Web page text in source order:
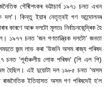
গৌৰীশংকৰ ভট্টাচার্য ১৯৭১ চনত এখন
দল' । কিন্তু ইয়াৰ নেতৃত্বই গণ আন্দোলনৰ
কাৰণে আৰু দলটো মূলতঃ নির্বাচনকেন্দ্ৰিক হৈ
১৯৭৭ চনত 'জন গণতান্ত্রিক দলটো' জনতা
জন্ম লাভ কৰা'উজনি অসম ৰাজ্য পৰিষদ
চনত'পূর্বাঞ্চলীয় লোক পৰিষদ' (পি এল পি)
হৈছিল। এই দুয়োটা দল ১৯৮৫ চনত'অসম
ইতিহাসত অসম গণ পৰিষদেই হ'ল